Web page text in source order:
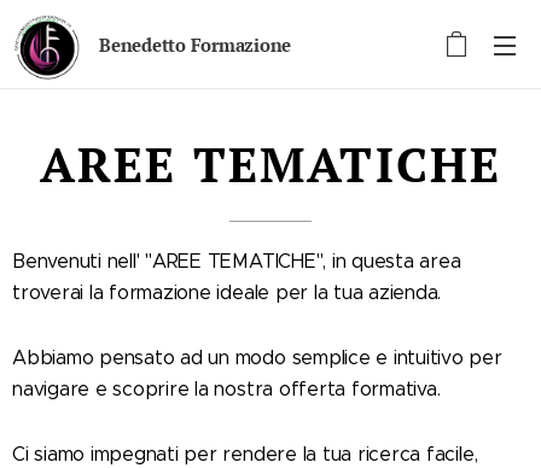
Benedetto Formazione
AREE TEMATICHE
Benvenuti nell' "AREE TEMATICHE", in questa area
troverai la formazione ideale per la tua azienda.
Abbiamo pensato ad un modo semplice e intuitivo per
navigare e scoprire la nostra offerta formativa.
Ci siamo impegnati per rendere la tua ricerca facile,